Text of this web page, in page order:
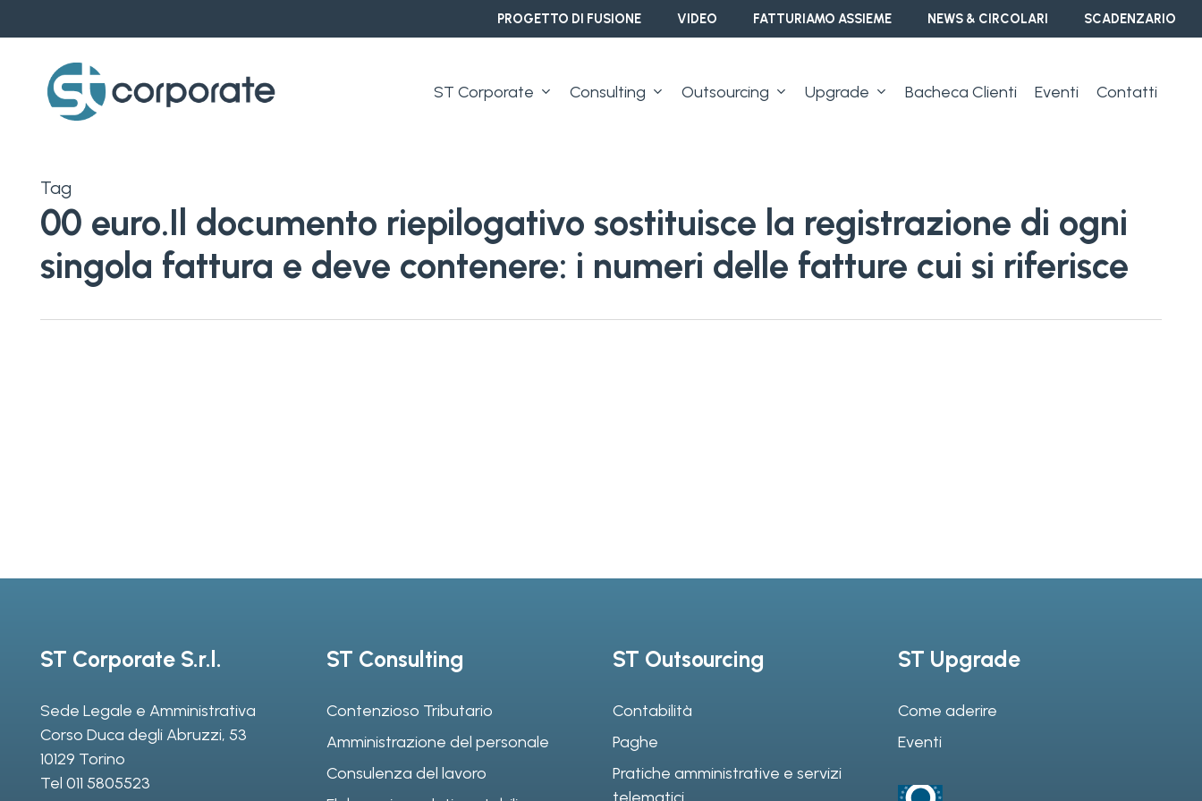
to
content
PROGETTO DI FUSIONE VIDEO FATTURIAMO ASSIEME NEWS & CIRCOLARI SCADENZARIO
ST Corporate Consulting Outsourcing Upgrade Bacheca Clienti Eventi Contatti
Tag
00 euro.Il documento riepilogativo sostituisce la registrazione di ogni
singola fattura e deve contenere: i numeri delle fatture cui si riferisce
ST Corporate S.r.l.
Sede Legale e Amministrativa
Corso Duca degli Abruzzi, 53
10129 Torino
Tel 011 5805523
ST Consulting
Contenzioso Tributario
Amministrazione del personale
Consulenza del lavoro
ST Outsourcing
Contabilità
Paghe
Pratiche amministrative e servizi
ST Upgrade
Come aderire
Eventi